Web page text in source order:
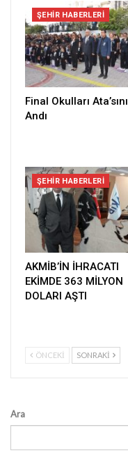
ŞEHIR HABERLERI
Final Okulları Ata’sını
Andı
ŞEHIR HABERLERI
AKMİB’İN İHRACATI
EKİMDE 363 MİLYON
DOLARI AŞTI
ÖNCEKI SONRAKI
Ara